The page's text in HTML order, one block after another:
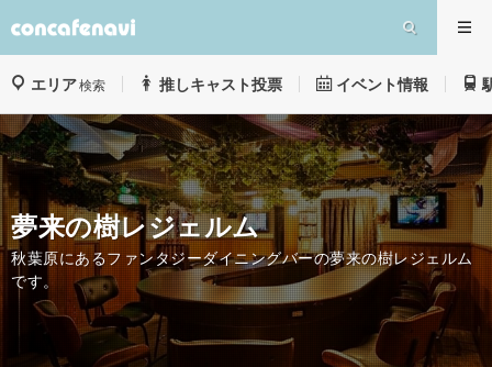
エリア検索 推しキャスト投票 イベント情報
夢来の樹レジェルム
秋葉原にあるファンタジーダイニングバーの夢来の樹レジェルム
です。